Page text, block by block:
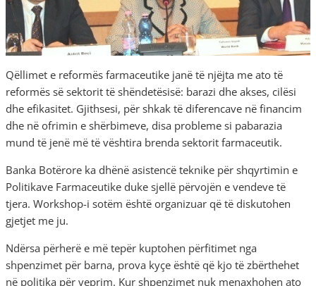
Qëllimet e reformës farmaceutike janë të njëjta me ato të
reformës së sektorit të shëndetësisë: barazi dhe akses, cilësi
dhe efikasitet. Gjithsesi, për shkak të diferencave në financim
dhe në ofrimin e shërbimeve, disa probleme si pabarazia
mund të jenë më të vështira brenda sektorit farmaceutik.
Banka Botërore ka dhënë asistencë teknike për shqyrtimin e
Politikave Farmaceutike duke sjellë përvojën e vendeve të
tjera. Workshop-i sotëm është organizuar që të diskutohen
gjetjet me ju.
Ndërsa përherë e më tepër kuptohen përfitimet nga
shpenzimet për barna, prova kyçe është që kjo të zbërthehet
në politika për veprim. Kur shpenzimet nuk menaxhohen ato